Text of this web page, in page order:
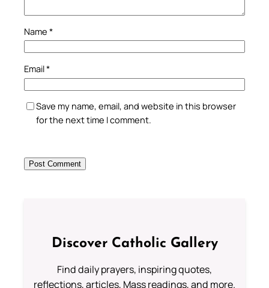
Name *
Email*
Save my name, email, and website in this browser
for the next time I comment.
Discover Catholic Gallery
Find daily prayers, inspiring quotes,
reflections, articles, Mass readings, and more.